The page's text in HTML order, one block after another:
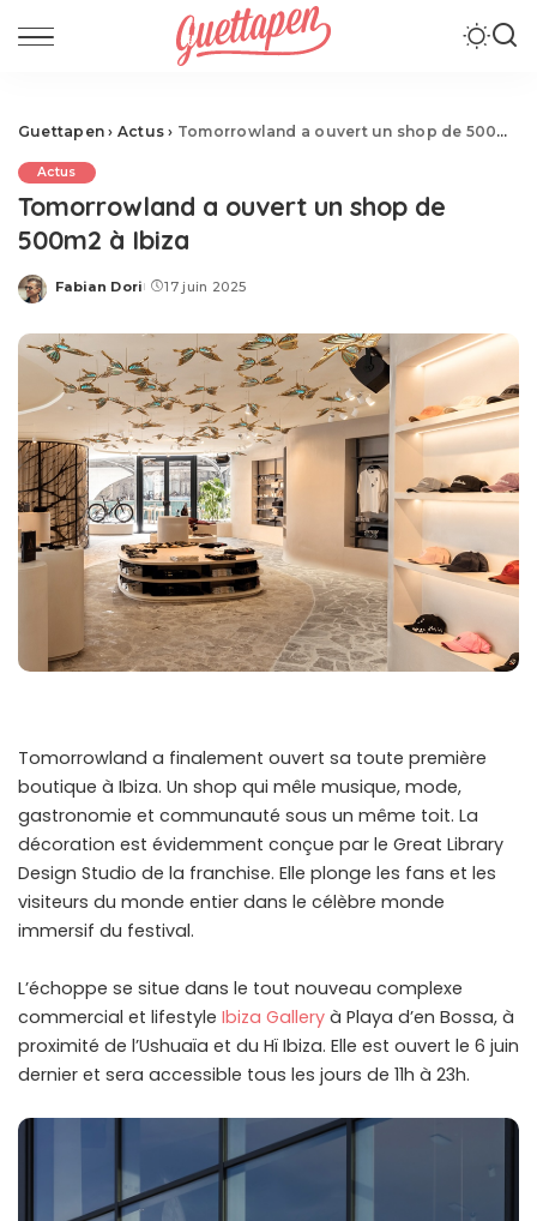
Guettapen › Actus › Tomorrowland a ouvert un shop de 500m2 à Ibiza
Actus
Tomorrowland a ouvert un shop de
500m2 à Ibiza
Posted
Fabian Dori 17 juin 2025
Tomorrowland a finalement ouvert sa toute première
boutique à Ibiza. Un shop qui mêle musique, mode,
gastronomie et communauté sous un même toit. La
décoration est évidemment conçue par le Great Library
Design Studio de la franchise. Elle plonge les fans et les
visiteurs du monde entier dans le célèbre monde
immersif du festival.
L’échoppe se situe dans le tout nouveau complexe
commercial et lifestyle Ibiza Gallery à Playa d’en Bossa, à
proximité de l’Ushuaïa et du Hï Ibiza. Elle est ouvert le 6 juin
dernier et sera accessible tous les jours de 11h à 23h.